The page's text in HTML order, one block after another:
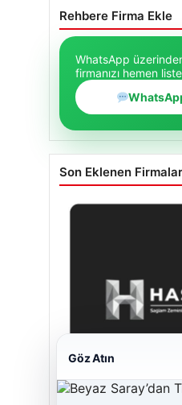
Rehbere Firma Ekle
WhatsApp
firmanızı hemen
Son Eklenen Firmalar
Göz Atın